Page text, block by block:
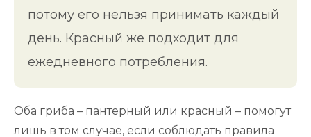
потому его нельзя принимать каждый
день. Красный же подходит для
ежедневного потребления.
Оба гриба – пантерный или красный – помогут
лишь в том случае, если соблюдать правила